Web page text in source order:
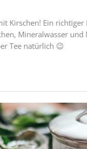
Kirschen! Ein
Mineralwasser und
Tee natürlich 😉